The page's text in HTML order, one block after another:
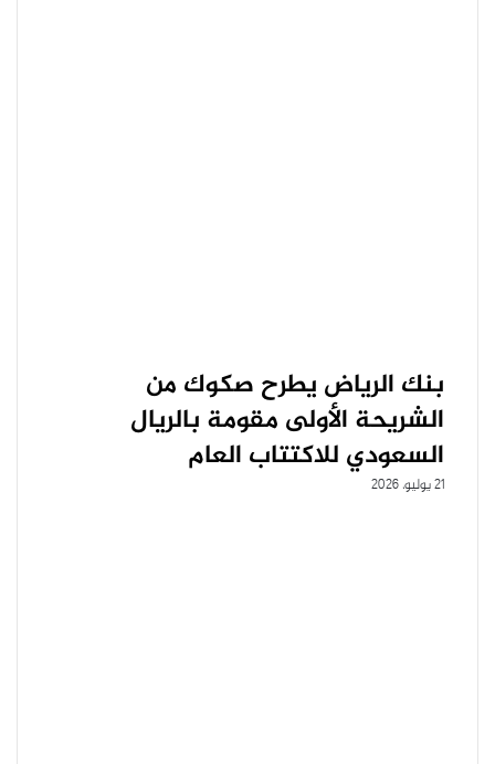
بنك الرياض يطرح صكوك من
الشريحة الأولى مقومة بالريال
السعودي للاكتتاب العام
21 يوليو، 2026